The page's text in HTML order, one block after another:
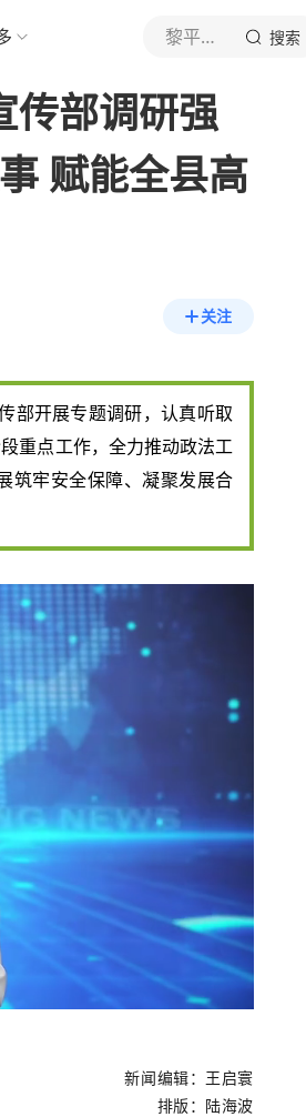
黎平融媒体 搜索
传部调研强
赋能全县高
关注
部开展专题调研，认真听取
重点工作，全力推动政法工
筑牢安全保障、凝聚发展合
新闻编辑：王启寰
排版：陆海波